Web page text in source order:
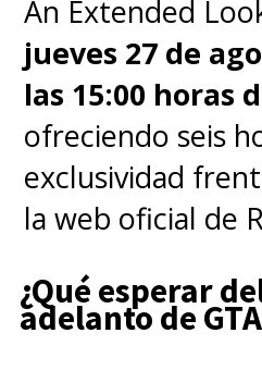
An Extended
jueves 27 de
las 15:00 horas
ofreciendo seis
exclusividad
la web oficial de
¿Qué esperar
adelanto de